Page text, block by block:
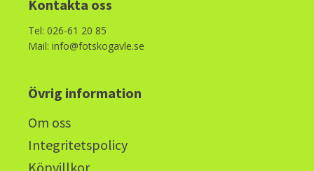
Kontakta oss
Tel: 026-61 20 85
Mail: info@fotskogavle.se
Övrig information
Om oss
Integritetspolicy
Köpvillkor